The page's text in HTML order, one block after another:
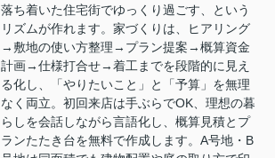
落ち着いた住宅街でゆっくり過ごす、という
リズムが作れます。家づくりは、ヒアリング
→敷地の使い方整理→プラン提案→概算資金
計画→仕様打合せ→着工までを段階的に見え
る化し、「やりたいこと」と「予算」を無理
なく両立。初回来店は手ぶらでOK、理想の暮
らしを会話しながら言語化し、概算見積とプ
ランたたき台を無料で作成します。A号地・B